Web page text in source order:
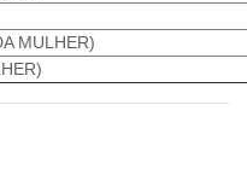
MULHER)